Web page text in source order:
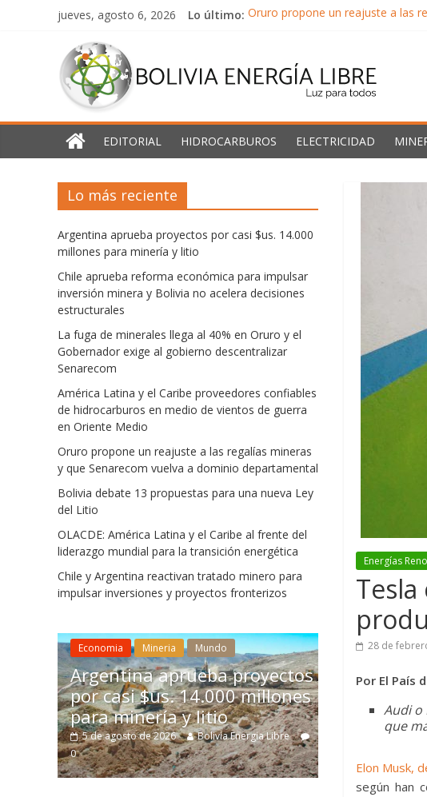
jueves, agosto 6, 2026 Lo último: Oruro propone un reajuste a las
Chile aprueba reforma
La fuga de minerales llega al
América Latina y el Caribe
Bolivia
Energía
Libre
para
todos
EDITORIAL HIDROCARBUROS ELECTRICIDAD
Energías
28 de
Por El País
Audi o
que
Elon Musk,
según han
Lo más reciente
Argentina aprueba proyectos por casi $us. 14.000
millones para minería y litio
Chile aprueba reforma económica para impulsar
inversión minera y Bolivia no acelera decisiones
estructurales
La fuga de minerales llega al 40% en Oruro y el
Gobernador exige al gobierno descentralizar
Senarecom
América Latina y el Caribe proveedores confiables
de hidrocarburos en medio de vientos de guerra
en Oriente Medio
Oruro propone un reajuste a las regalías mineras
y que Senarecom vuelva a dominio departamental
Bolivia debate 13 propuestas para una nueva Ley
del Litio
OLACDE: América Latina y el Caribe al frente del
liderazgo mundial para la transición energética
Chile y Argentina reactivan tratado minero para
impulsar inversiones y proyectos fronterizos
proyectos
millones
Bolivia Energia Libre
Chile aprueba reforma
económica para impulsar
inversión minera y Bolivia no
acelera decisiones
estructurales
5 de agosto de 2026
Bolivia Energia Libre
0